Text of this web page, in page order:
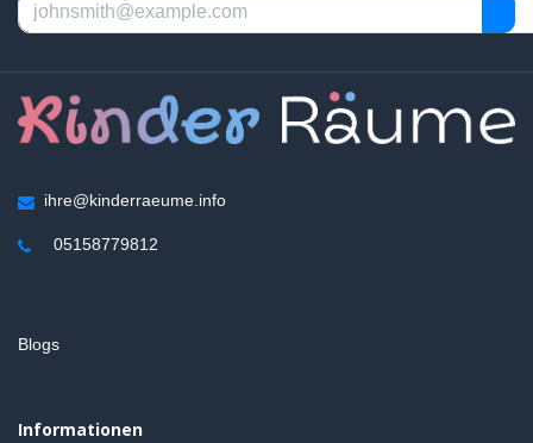
ihre@kinderraeume.info
05158779812
Blogs
Informationen